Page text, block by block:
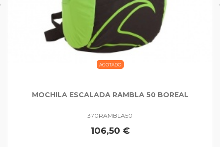
AGOTADO
MOCHILA ESCALADA RAMBLA 50 BOREAL
370RAMBLA50
106,50 €